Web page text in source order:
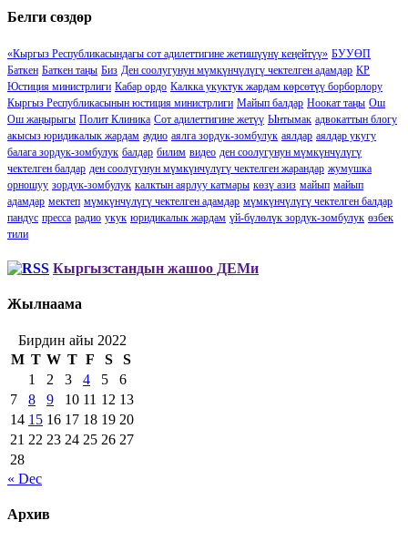
Белги сөздөр
«Кыргыз Республикасындагы сот адилеттигине жетишүүнү кеӊейтүү» БУУӨП
Баткен Баткен таңы Биз Ден соолугунун мүмкүнчүлүгү чектелген адамдар КР
Юстиция министрлиги Кабар ордо Калкка укуктук жардам көрсөтүү борборлору
Кыргыз Республикасынын юстиция министрлиги Майып балдар Ноокат таңы Ош
Ош жаңырыгы Полит Клиника Сот адилеттигине жетүү Ынтымак адвокаттын блогу
акысыз юридикалык жардам аудио аялга зордук-зомбулук аялдар аялдар укугу
балага зордук-зомбулук балдар билим видео ден соолугунун мүмкүнчүлүгү
чектелген балдар ден соолугунун мүмкүнчүлүгү чектелген жарандар жумушка
орношуу зордук-зомбулук калктын аярлуу катмары көзү азиз майып майып
адамдар мектеп мүмкүнчүлүгү чектелген адамдар мүмкүнчүлүгү чектелген балдар
пандус пресса радио укук юридикалык жардам үй-бүлөлүк зордук-зомбулук өзбек
тили
Кыргызстандын жашоо ДЕМи
Жылнаама
Бирдин айы 2022
M T W T F S
S
1
2 3 4 5
6
7
8 9 10 11 12 13
14 15 16 17 18 19 20
21 22 23 24 25 26 27
28
« Dec
Архив